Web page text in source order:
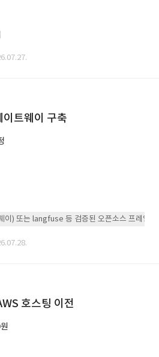
트웨이 구축
) 또는 langfuse 등 검증된 오픈소스 프레임워
호스팅 이전